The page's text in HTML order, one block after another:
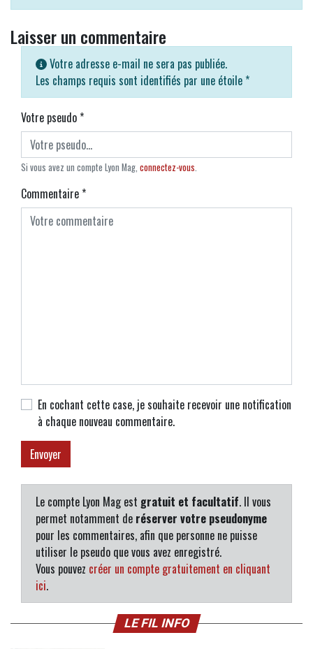
Laisser un commentaire
Votre adresse e-mail ne sera pas publiée.
Les champs requis sont identifiés par une étoile *
Votre pseudo*
Si vous avez un compte Lyon Mag, connectez-vous.
Commentaire*
En cochant cette case, je souhaite recevoir une notification
à chaque nouveau commentaire.
Le compte Lyon Mag est gratuit et facultatif. Il vous
permet notamment de réserver votre pseudonyme
pour les commentaires, afin que personne ne puisse
utiliser le pseudo que vous avez enregistré.
Vous pouvez créer un compte gratuitement en cliquant
ici.
LE FIL INFO